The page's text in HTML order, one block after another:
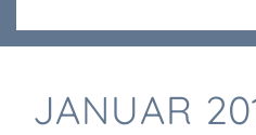
JANUAR